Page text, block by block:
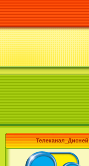
Телеканал_Дисней